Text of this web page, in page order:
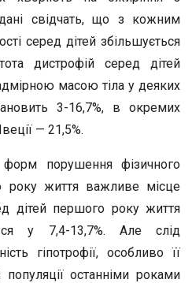
дані свідчать, що з кожним
серед дітей збільшується
дистрофій серед дітей
масою тіла у деяких
3-16,7%, в окремих
— 21,5%.
форм порушення фізичного
року життя важливе місце
дітей першого року життя
у 7,4-13,7%. Але слід
гіпотрофії, особливо її
останніми роками